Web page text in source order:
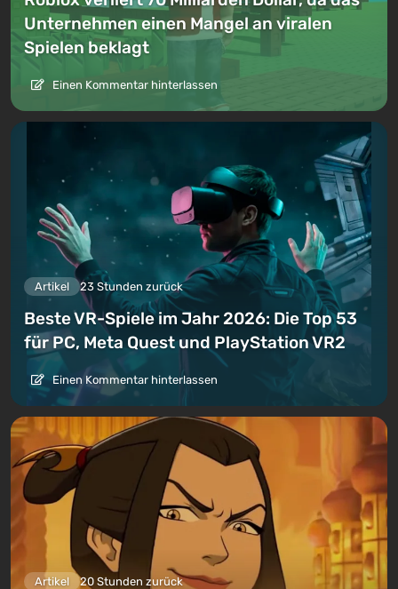
Unternehmen einen Mangel an viralen
Spielen beklagt
Einen Kommentar hinterlassen
Artikel 23 Stunden zurück
Beste VR-Spiele im Jahr 2026: Die Top 53
für PC, Meta Quest und PlayStation VR2
Einen Kommentar hinterlassen
Artikel 20 Stunden zurück